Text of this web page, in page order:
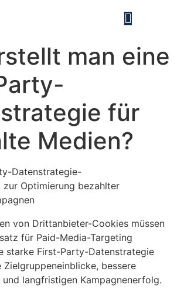
man eine
für
Medien?
von Drittanbieter-Cookies müssen
für Paid-Media-Targeting
starke First-Party-Datenstrategie
bessere
und langfristigen Kampagnenerfolg.